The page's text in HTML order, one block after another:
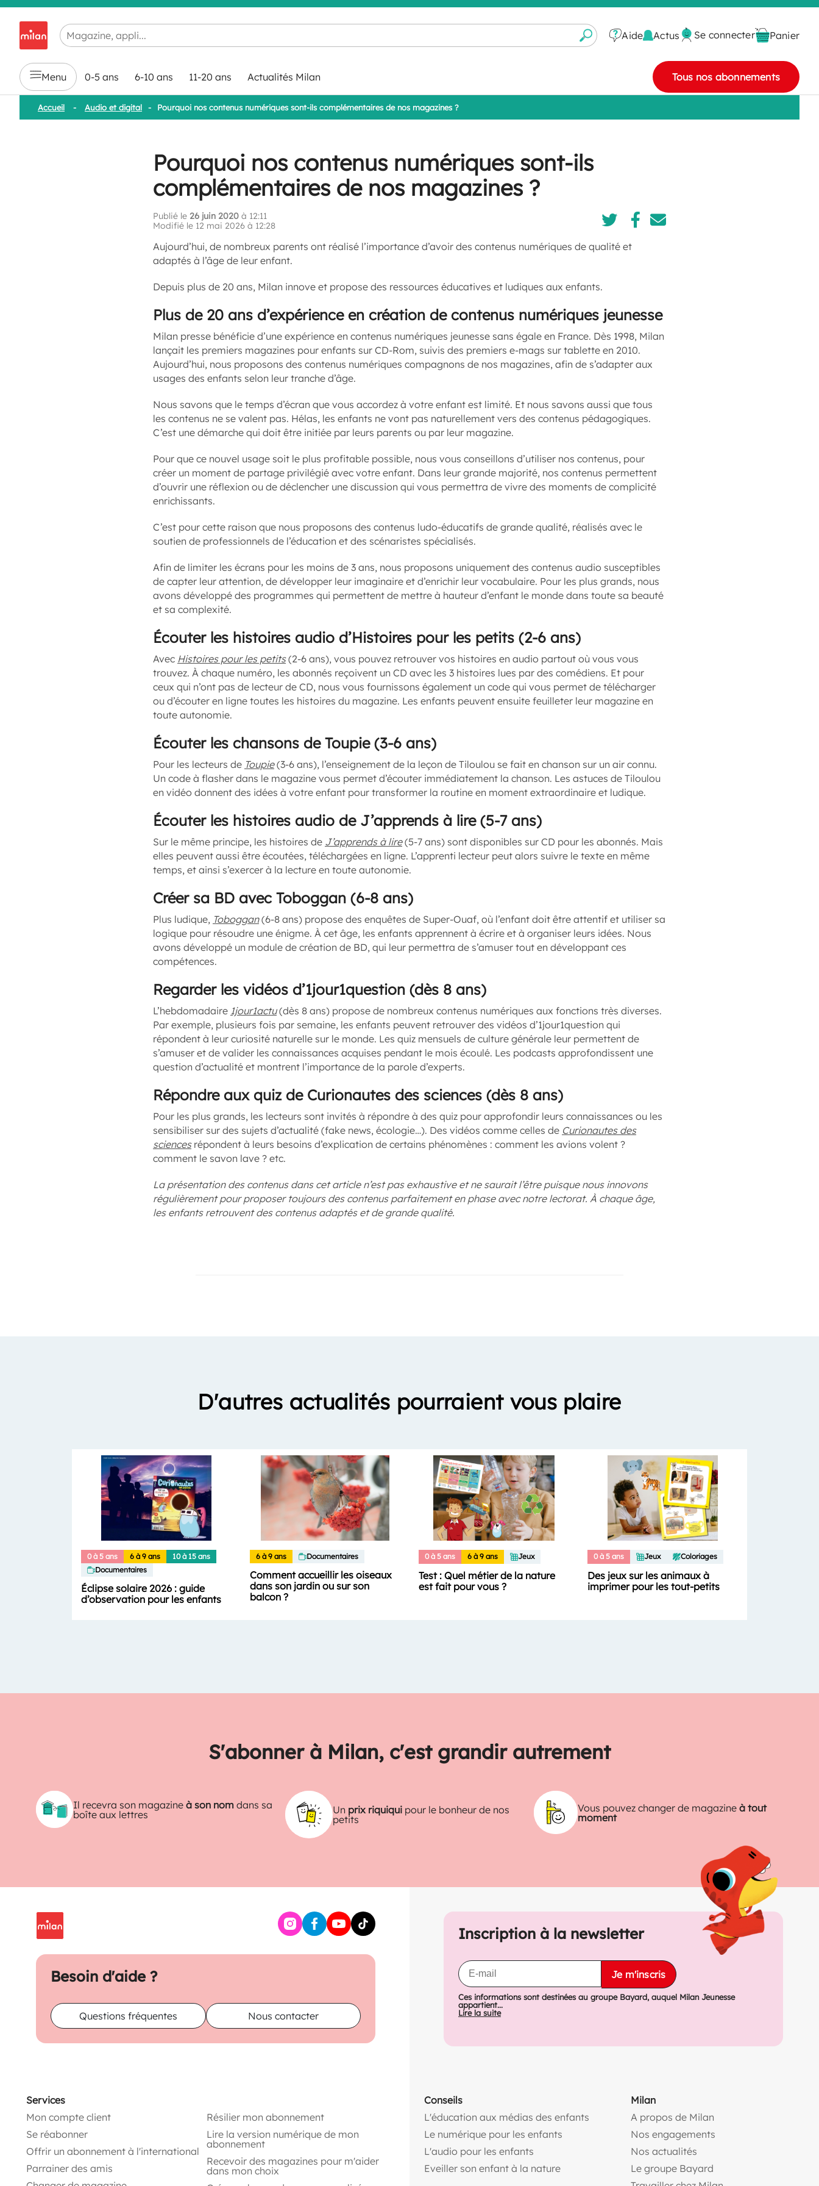
Chargement en cours...
Aide Actus Se connecter Panier
Menu 0-5 ans 6-10 ans 11-20 ans Actualités Milan Tous nos abonnements
Accueil - Audio et digital - Pourquoi nos contenus numériques sont-ils complémentaires de nos magazines ?
Pourquoi nos contenus numériques sont-ils
complémentaires de nos magazines ?
Publié le 26 juin 2020 à 12:11
Modifié le 12 mai 2026 à 12:28
Aujourd’hui, de nombreux parents ont réalisé l’importance d’avoir des contenus numériques de qualité et
adaptés à l’âge de leur enfant.
Depuis plus de 20 ans, Milan innove et propose des ressources éducatives et ludiques aux enfants.
Plus de 20 ans d’expérience en création de contenus numériques jeunesse
Milan presse bénéficie d’une expérience en contenus numériques jeunesse sans égale en France. Dès 1998, Milan
lançait les premiers magazines pour enfants sur CD-Rom, suivis des premiers e-mags sur tablette en 2010.
Aujourd’hui, nous proposons des contenus numériques compagnons de nos magazines, afin de s’adapter aux
usages des enfants selon leur tranche d’âge.
Nous savons que le temps d’écran que vous accordez à votre enfant est limité. Et nous savons aussi que tous
les contenus ne se valent pas. Hélas, les enfants ne vont pas naturellement vers des contenus pédagogiques.
C’est une démarche qui doit être initiée par leurs parents ou par leur magazine.
Pour que ce nouvel usage soit le plus profitable possible, nous vous conseillons d’utiliser nos contenus, pour
créer un moment de partage privilégié avec votre enfant. Dans leur grande majorité, nos contenus permettent
d’ouvrir une réflexion ou de déclencher une discussion qui vous permettra de vivre des moments de complicité
enrichissants.
C’est pour cette raison que nous proposons des contenus ludo-éducatifs de grande qualité, réalisés avec le
soutien de professionnels de l’éducation et des scénaristes spécialisés.
Afin de limiter les écrans pour les moins de 3 ans, nous proposons uniquement des contenus audio susceptibles
de capter leur attention, de développer leur imaginaire et d’enrichir leur vocabulaire. Pour les plus grands, nous
avons développé des programmes qui permettent de mettre à hauteur d’enfant le monde dans toute sa beauté
et sa complexité.
Écouter les histoires audio d’Histoires pour les petits (2-6 ans)
Avec Histoires pour les petits(2-6 ans), vous pouvez retrouver vos histoires en audio partout où vous vous
trouvez. À chaque numéro, les abonnés reçoivent un CD avec les 3 histoires lues par des comédiens. Et pour
ceux qui n’ont pas de lecteur de CD, nous vous fournissons également un code qui vous permet de télécharger
ou d’écouter en ligne toutes les histoires du magazine. Les enfants peuvent ensuite feuilleter leur magazine en
toute autonomie.
Écouter les chansons de Toupie (3-6 ans)
Pour les lecteurs de Toupie(3-6 ans), l’enseignement de la leçon de Tiloulou se fait en chanson sur un air connu.
Un code à flasher dans le magazine vous permet d’écouter immédiatement la chanson. Les astuces de Tiloulou
en vidéo donnent des idées à votre enfant pour transformer la routine en moment extraordinaire et ludique.
Écouter les histoires audio de J’apprends à lire (5-7 ans)
Sur le même principe, les histoires de J’apprends à lire(5-7 ans) sont disponibles sur CD pour les abonnés. Mais
elles peuvent aussi être écoutées, téléchargées en ligne. L’apprenti lecteur peut alors suivre le texte en même
temps, et ainsi s’exercer à la lecture en toute autonomie.
Créer sa BD avec Toboggan (6-8 ans)
Plus ludique, Toboggan(6-8 ans) propose des enquêtes de Super-Ouaf, où l’enfant doit être attentif et utiliser sa
logique pour résoudre une énigme. À cet âge, les enfants apprennent à écrire et à organiser leurs idées. Nous
avons développé un module de création de BD, qui leur permettra de s’amuser tout en développant ces
compétences.
Regarder les vidéos d’1jour1question (dès 8 ans)
L’hebdomadaire 1jour1actu(dès 8 ans) propose de nombreux contenus numériques aux fonctions très diverses.
Par exemple, plusieurs fois par semaine, les enfants peuvent retrouver des vidéos d’1jour1question qui
répondent à leur curiosité naturelle sur le monde. Les quiz mensuels de culture générale leur permettent de
s’amuser et de valider les connaissances acquises pendant le mois écoulé. Les podcasts approfondissent une
question d’actualité et montrent l’importance de la parole d’experts.
Répondre aux quiz de Curionautes des sciences (dès 8 ans)
Pour les plus grands, les lecteurs sont invités à répondre à des quiz pour approfondir leurs connaissances ou les
sensibiliser sur des sujets d’actualité (fake news, écologie…). Des vidéos comme celles de Curionautes des
sciencesrépondent à leurs besoins d’explication de certains phénomènes : comment les avions volent ?
comment le savon lave ? etc.
La présentation des contenus dans cet article n’est pas exhaustive et ne saurait l’être puisque nous innovons
régulièrement pour proposer toujours des contenus parfaitement en phase avec notre lectorat. À chaque âge,
les enfants retrouvent des contenus adaptés et de grande qualité.
D'autres actualités pourraient vous plaire
0 à 5 ans 6 à 9 ans
10 à 15 ans
Documentaires
Éclipse solaire 2026 : guide
d’observation pour les enfants
6 à 9 ans Documentaires
Comment accueillir les oiseaux
dans son jardin ou sur son
balcon ?
0 à 5 ans 6 à 9 ans Jeux
Test : Quel métier de la nature
est fait pour vous ?
0 à 5 ans Jeux Coloriages
Des jeux sur les animaux à
imprimer pour les tout-petits
S'abonner à Milan, c'est grandir autrement
Il recevra son magazineà son nom dans sa
boîte aux lettres
Un prix riquiqui pour le bonheur de nos
petits
Vous pouvez changer de magazine à tout
moment
Besoin d'aide ?
Questions fréquentes Nous contacter
Inscription à la newsletter
Je m'inscris
Ces informations sont destinées au groupe Bayard, auquel Milan Jeunesse
appartient...
Lire la suite
Services
Mon compte client
Se réabonner
Offrir un abonnement à l'international
Parrainer des amis
Résilier mon abonnement
Lire la version numérique de mon
abonnement
Recevoir des magazines pour m'aider
dans mon choix
Conseils
L'éducation aux médias des enfants
Le numérique pour les enfants
L'audio pour les enfants
Eveiller son enfant à la nature(ouvre une nouvelle fenêtre)
Milan
A propos de Milan
Nos engagements(ouvre une nouvelle
Nos actualités(ouvre une nouvelle
Le groupe Bayard(ouvre une nouvelle